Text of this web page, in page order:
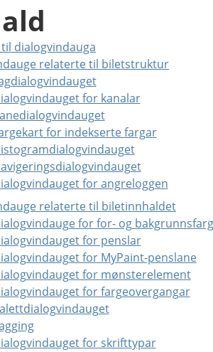
dialogvindauga
relaterte til biletstruktur
for kanalar
for indekserte fargar
for angreloggen
relaterte til biletinnhaldet
for for- og
for penslar
for MyPaint-penslane
for mønsterelement
for fargeovergangar
for skrifttypar